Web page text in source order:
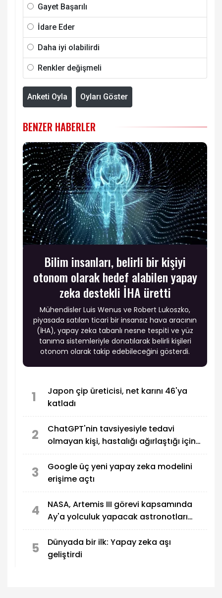
Gayet Başarılı
İdare Eder
Daha iyi olabilirdi
Renkler değişmeli
Anketi Oyla Oyları Göster
BENZER HABERLER
Bilim insanları, belirli bir kişiyi
otonom olarak hedef alabilen yapay
zeka destekli İHA üretti
Mühendisler Luis Wenus ve Robert Lukoszko,
piyasada satılan ticari bir insansız hava aracının
(İHA), yapay zeka tabanlı nesne tespiti ve yüz
tanıma sistemleriyle donatılarak belirli kişileri
otonom olarak takip edebileceğini gösterdi.
1
Japon çip üreticisi, net karını 46'ya
katladı
2
ChatGPT'nin tavsiyesiyle tedavi
olmayan kişi, hastalığı ağırlaştığı için
3
Google üç yeni yapay zeka modelini
erişime açtı
4
NASA, Artemis III görevi kapsamında
Ay'a yolculuk yapacak astronotları
5
Dünyada bir ilk: Yapay zeka aşı
geliştirdi